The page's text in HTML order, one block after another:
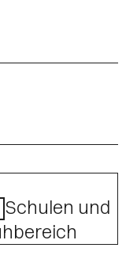
Schulen und